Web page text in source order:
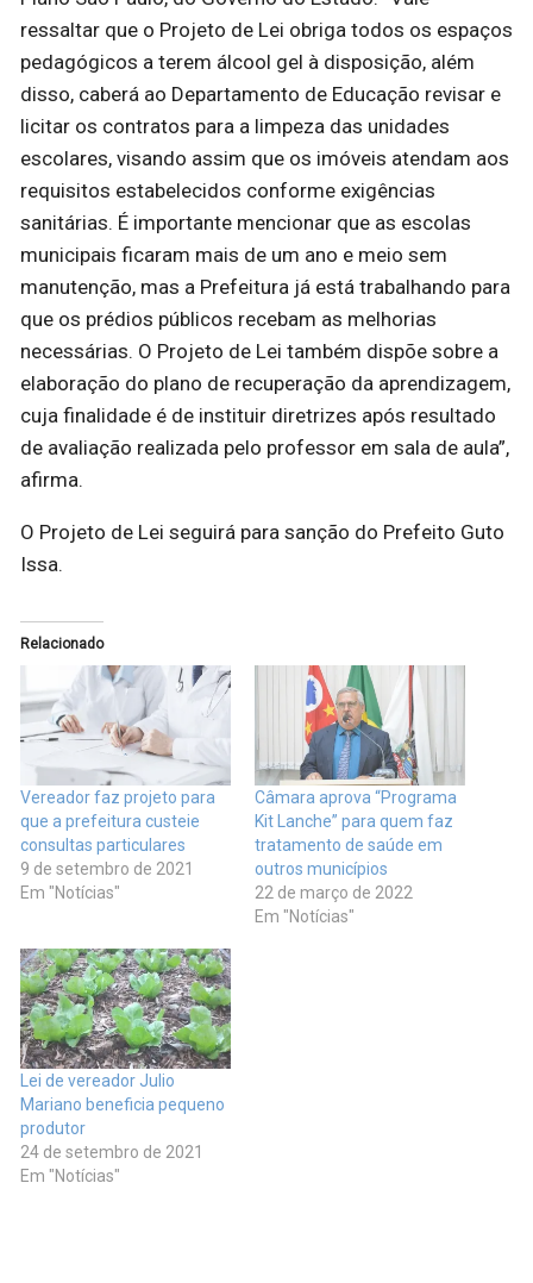
ressaltar que o Projeto de Lei obriga todos os espaços
pedagógicos a terem álcool gel à disposição, além
disso, caberá ao Departamento de Educação revisar e
licitar os contratos para a limpeza das unidades
escolares, visando assim que os imóveis atendam aos
requisitos estabelecidos conforme exigências
sanitárias. É importante mencionar que as escolas
municipais ficaram mais de um ano e meio sem
manutenção, mas a Prefeitura já está trabalhando para
que os prédios públicos recebam as melhorias
necessárias. O Projeto de Lei também dispõe sobre a
elaboração do plano de recuperação da aprendizagem,
cuja finalidade é de instituir diretrizes após resultado
de avaliação realizada pelo professor em sala de aula”,
afirma.
O Projeto de Lei seguirá para sanção do Prefeito Guto
Issa.
Relacionado
Vereador faz projeto para
que a prefeitura custeie
consultas particulares
9 de setembro de 2021
Em "Notícias"
Câmara aprova “Programa
Kit Lanche” para quem faz
tratamento de saúde em
outros municípios
22 de março de 2022
Em "Notícias"
Lei de vereador Julio
Mariano beneficia pequeno
produtor
24 de setembro de 2021
Em "Notícias"